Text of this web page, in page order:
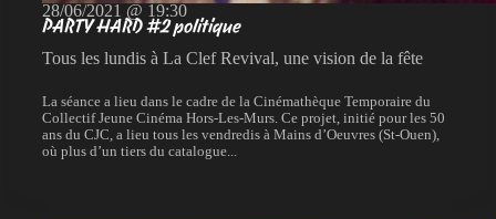
28/06/2021 @ 19:30
PARTY HARD #2 politique
Tous les lundis à La Clef Revival, une vision de la fête
La séance a lieu dans le cadre de la Cinémathèque Temporaire du
Collectif Jeune Cinéma Hors-Les-Murs. Ce projet, initié pour les 50
ans du CJC, a lieu tous les vendredis à Mains d’Oeuvres (St-Ouen),
où plus d’un tiers du catalogue...